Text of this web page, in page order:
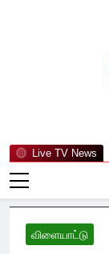
Live TV News
விளையாட்டு